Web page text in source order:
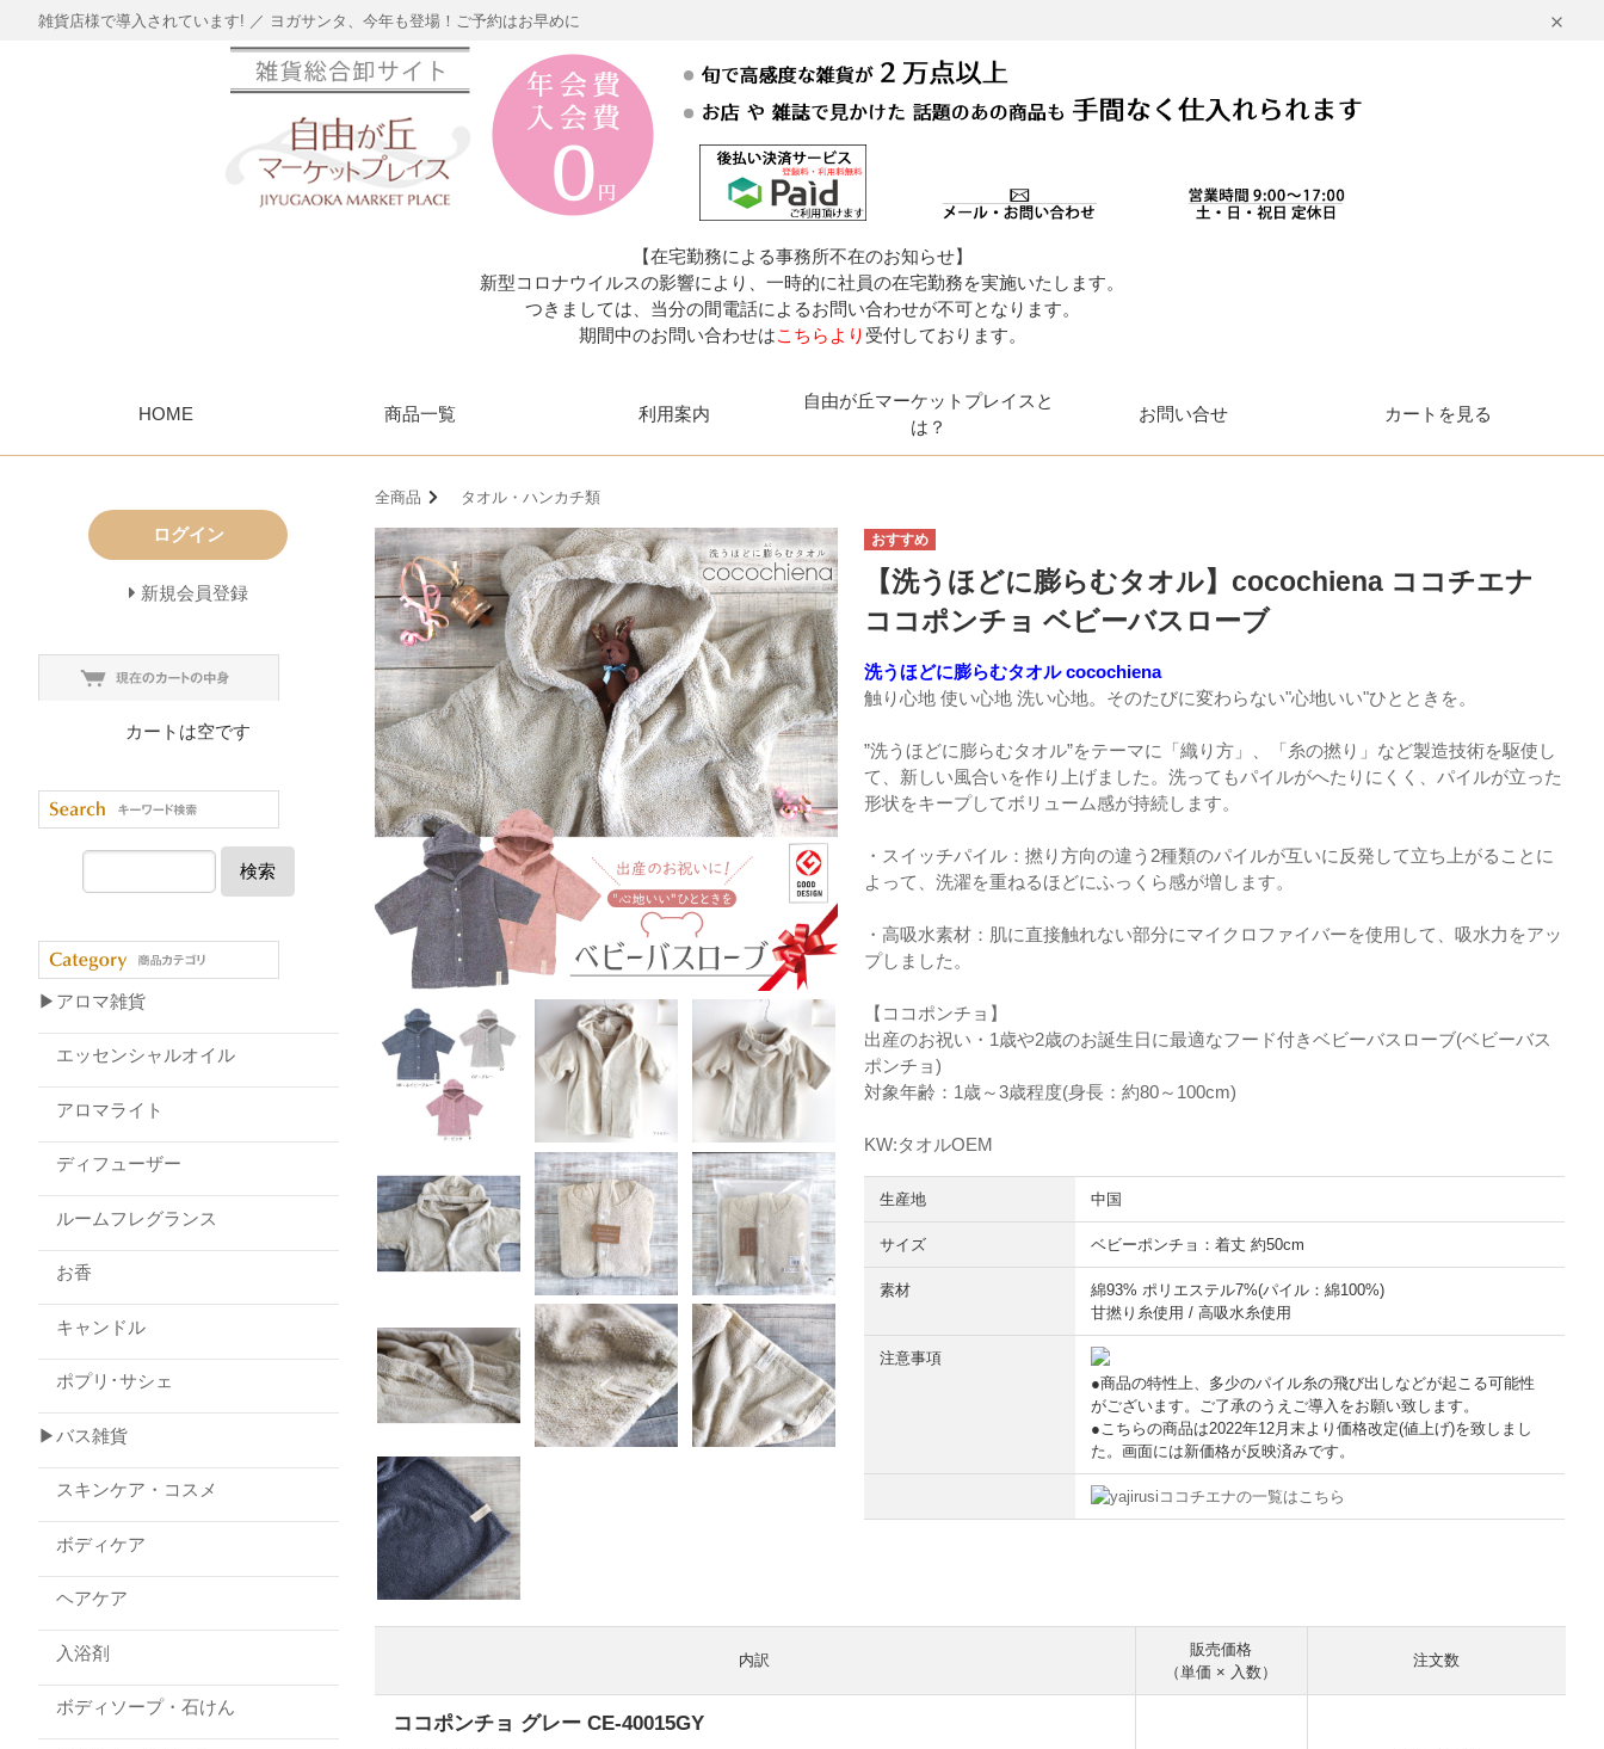
雑貨店様で導入されています! ／ ヨガサンタ、今年も登場！ご予約はお早めに
【在宅勤務による事務所不在のお知らせ】
新型コロナウイルスの影響により、一時的に社員の在宅勤務を実施いたします。
つきましては、当分の間電話によるお問い合わせが不可となります。
期間中のお問い合わせはこちらより 受付しております。
HOME 商品一覧 利用案内
自由が丘マーケットプレイスと
は？
お問い合せ カートを見る
全商品 タオル・ハンカチ類
【洗うほどに膨らむタオル】cocochiena ココチエナ
ココポンチョ ベビーバスローブ
洗うほどに膨らむタオル cocochiena
触り心地 使い心地 洗い心地。そのたびに変わらない"心地いい"ひとときを。
”洗うほどに膨らむタオル”をテーマに「織り方」、「糸の撚り」など製造技術を駆使し
て、新しい風合いを作り上げました。洗ってもパイルがへたりにくく、パイルが立った
形状をキープしてボリューム感が持続します。
・スイッチパイル：撚り方向の違う2種類のパイルが互いに反発して立ち上がることに
よって、洗濯を重ねるほどにふっくら感が増します。
・高吸水素材：肌に直接触れない部分にマイクロファイバーを使用して、吸水力をアッ
プしました。
【ココポンチョ】
出産のお祝い・1歳や2歳のお誕生日に最適なフード付きベビーバスローブ(ベビーバス
ポンチョ)
対象年齢：1歳～3歳程度(身長：約80～100cm)
KW:タオルOEM
生産地 中国
サイズ ベビーポンチョ：着丈 約50cm
素材
綿93% ポリエステル7%(パイル：綿100%)
甘撚り糸使用 / 高吸水糸使用
注意事項
●商品の特性上、多少のパイル糸の飛び出しなどが起こる可能性
がございます。ご了承のうえご導入をお願い致します。
●こちらの商品は2022年12月末より価格改定(値上げ)を致しまし
た。画面には新価格が反映済みです。
ココチエナの一覧はこちら
内訳
販売価格
（単価 × 入数）
注文数
ココポンチョ グレー CE-40015GY
ログイン
新規会員登録
カートは空です
検索
▶アロマ雑貨
エッセンシャルオイル
アロマライト
ディフューザー
ルームフレグランス
お香
キャンドル
ポプリ･サシェ
▶バス雑貨
スキンケア・コスメ
ボディケア
ヘアケア
入浴剤
ボディソープ・石けん